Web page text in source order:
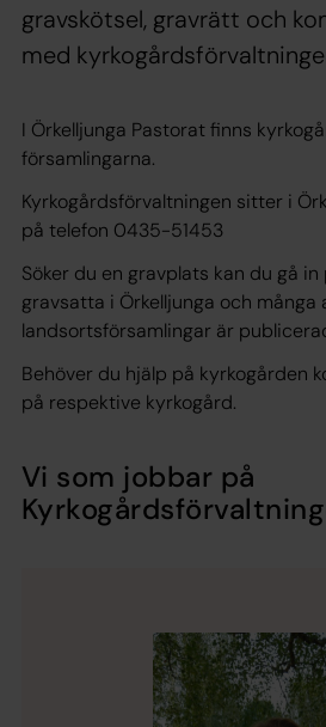
gravskötsel, gravrätt och
med
I Örkelljunga Pastorat finns
församlingarna.
Kyrkogårdsförvaltningen sitter i
på telefon 0435-51453
Söker du en gravplats kan du gå in
gravsatta i Örkelljunga och många
landsortsförsamlingar är
Behöver du hjälp på kyrkogården
på respektive kyrkogård.
Vi som jobbar på